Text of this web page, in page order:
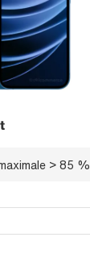
> 85 %